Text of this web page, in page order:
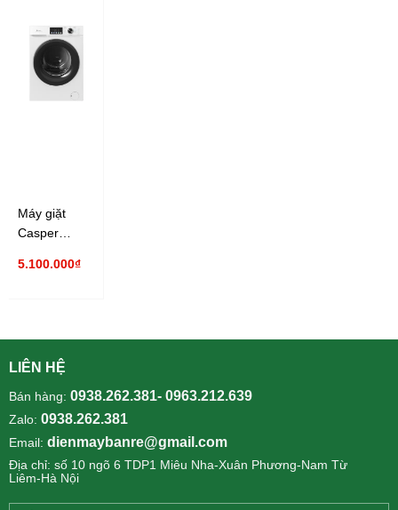
Máy giặt
Casper
WF-D8VWR1
5.100.000₫
LIÊN HỆ
Bán hàng: 0938.262.381- 0963.212.639
Zalo: 0938.262.381
Email: dienmaybanre@gmail.com
Địa chỉ: số 10 ngõ 6 TDP1 Miêu Nha-Xuân Phương-Nam Từ
Liêm-Hà Nội